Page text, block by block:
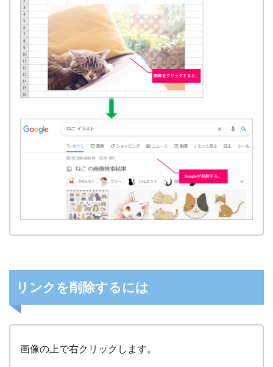
リンクを削除するには
画像の上で右クリックします。